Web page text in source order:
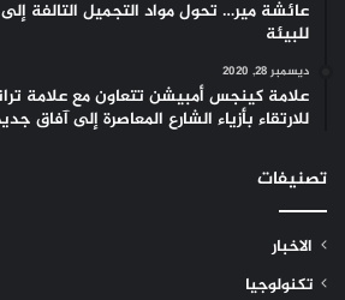
عائشة مير… تحول مواد التجميل التالفة
للبيئة
ديسمبر 28, 2020
علامة كينجس أمبيشن تتعاون مع علامة
للارتقاء بأزياء الشارع المعاصرة إلى آفاق
تصنيفات
الاخبار
تكنولوجيا